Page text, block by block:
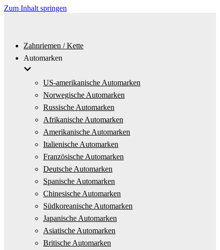
Zum Inhalt springen
Zahnriemen / Kette
Automarken
US-amerikanische Automarken
Norwegische Automarken
Russische Automarken
Afrikanische Automarken
Amerikanische Automarken
Italienische Automarken
Französische Automarken
Deutsche Automarken
Spanische Automarken
Chinesische Automarken
Südkoreanische Automarken
Japanische Automarken
Asiatische Automarken
Britische Automarken